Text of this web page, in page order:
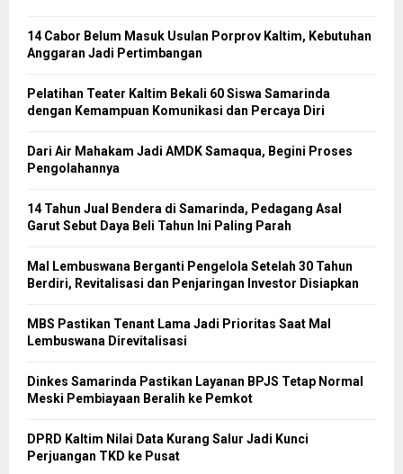
14 Cabor Belum Masuk Usulan Porprov Kaltim, Kebutuhan
Anggaran Jadi Pertimbangan
Pelatihan Teater Kaltim Bekali 60 Siswa Samarinda
dengan Kemampuan Komunikasi dan Percaya Diri
Dari Air Mahakam Jadi AMDK Samaqua, Begini Proses
Pengolahannya
14 Tahun Jual Bendera di Samarinda, Pedagang Asal
Garut Sebut Daya Beli Tahun Ini Paling Parah
Mal Lembuswana Berganti Pengelola Setelah 30 Tahun
Berdiri, Revitalisasi dan Penjaringan Investor Disiapkan
MBS Pastikan Tenant Lama Jadi Prioritas Saat Mal
Lembuswana Direvitalisasi
Dinkes Samarinda Pastikan Layanan BPJS Tetap Normal
Meski Pembiayaan Beralih ke Pemkot
DPRD Kaltim Nilai Data Kurang Salur Jadi Kunci
Perjuangan TKD ke Pusat